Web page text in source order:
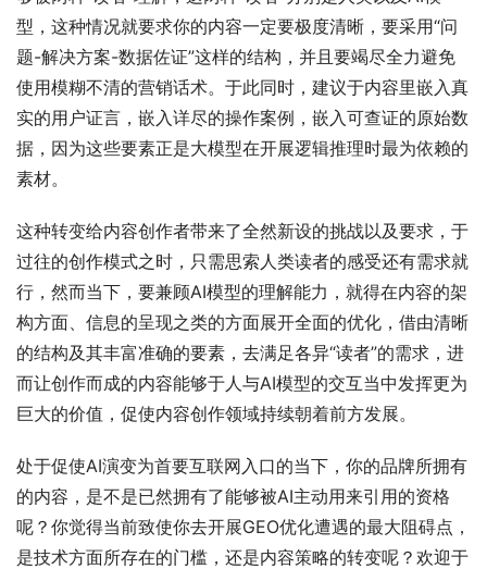
型，这种情况就要求你的内容一定要极度清晰，要采用“问
题-解决方案-数据佐证”这样的结构，并且要竭尽全力避免
使用模糊不清的营销话术。于此同时，建议于内容里嵌入真
实的用户证言，嵌入详尽的操作案例，嵌入可查证的原始数
据，因为这些要素正是大模型在开展逻辑推理时最为依赖的
素材。
这种转变给内容创作者带来了全然新设的挑战以及要求，于
过往的创作模式之时，只需思索人类读者的感受还有需求就
行，然而当下，要兼顾AI模型的理解能力，就得在内容的架
构方面、信息的呈现之类的方面展开全面的优化，借由清晰
的结构及其丰富准确的要素，去满足各异“读者”的需求，进
而让创作而成的内容能够于人与AI模型的交互当中发挥更为
巨大的价值，促使内容创作领域持续朝着前方发展。
处于促使AI演变为首要互联网入口的当下，你的品牌所拥有
的内容，是不是已然拥有了能够被AI主动用来引用的资格
呢？你觉得当前致使你去开展GEO优化遭遇的最大阻碍点，
是技术方面所存在的门槛，还是内容策略的转变呢？欢迎于